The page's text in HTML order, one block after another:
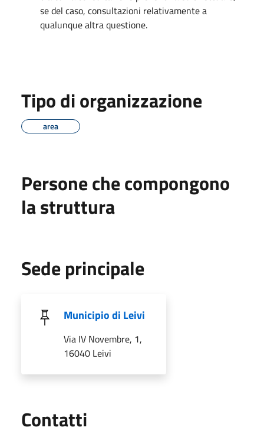
se del caso, consultazioni relativamente a
qualunque altra questione.
Tipo di organizzazione
area
Persone che compongono
la struttura
Sede principale
Municipio di Leivi
Via IV Novembre, 1,
16040 Leivi
Contatti